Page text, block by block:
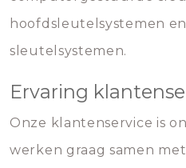
hoofdsleutelsystemen
sleutelsystemen.
Ervaring
Onze klantenservice is
werken graag samen